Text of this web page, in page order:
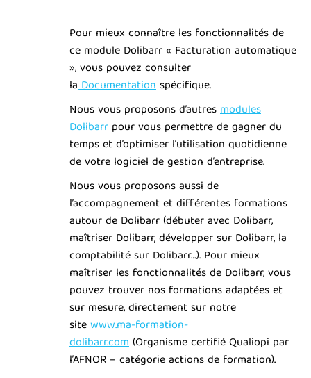
Pour mieux connaître les fonctionnalités de
ce module Dolibarr « Facturation automatique
», vous pouvez consulter
la Documentationspécifique.
Nous vous proposons d’autresmodules
Dolibarr pour vous permettre de gagner du
temps et d’optimiser l’utilisation quotidienne
de votre logiciel de gestion d’entreprise.
Nous vous proposons aussi de
l’accompagnement et différentes formations
autour de Dolibarr (débuter avec Dolibarr,
maîtriser Dolibarr, développer sur Dolibarr, la
comptabilité sur Dolibarr…). Pour mieux
maîtriser les fonctionnalités de Dolibarr, vous
pouvez trouver nos formations adaptées et
sur mesure, directement sur notre
sitewww.ma-formation-
dolibarr.com(Organisme certifié Qualiopi par
l’AFNOR – catégorie actions de formation).